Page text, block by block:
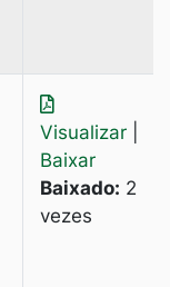
Visualizar
Baixar
Baixado: 2
vezes